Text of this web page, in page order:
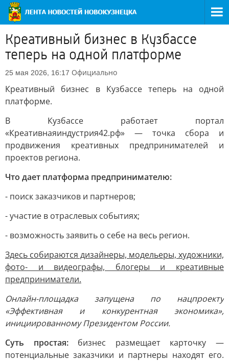
Креативный бизнес в Кузбассе
теперь на одной платформе
25 мая 2026, 16:17 Официально
Креативный бизнес в Кузбассе теперь на одной
платформе.
В Кузбассе работает портал
«Креативнаяиндустрия42.рф» — точка сбора и
продвижения креативных предпринимателей и
проектов региона.
Что дает платформа предпринимателю:
- поиск заказчиков и партнеров;
- участие в отраслевых событиях;
- возможность заявить о себе на весь регион.
Здесь собираются дизайнеры, модельеры, художники,
фото- и видеографы, блогеры и креативные
предприниматели.
Онлайн-площадка запущена по нацпроекту
«Эффективная и конкурентная экономика»,
инициированному Президентом России.
Суть простая: бизнес размещает карточку —
потенциальные заказчики и партнеры находят его.